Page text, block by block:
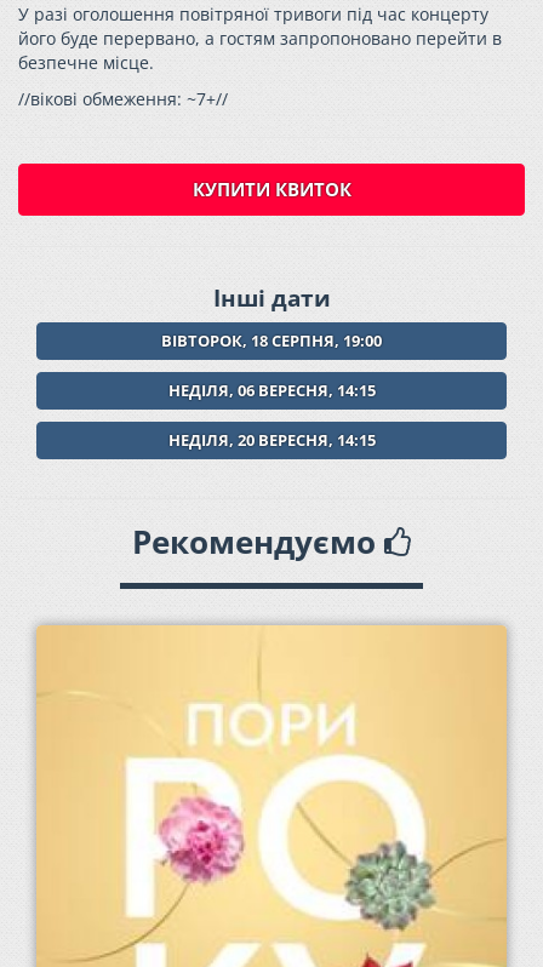
У разі оголошення повітряної тривоги під час концерту
його буде перервано, а гостям запропоновано перейти в
безпечне місце.
//вікові обмеження: ~7+//
КУПИТИ КВИТОК
Інші дати
ВІВТОРОК, 18 СЕРПНЯ, 19:00
НЕДІЛЯ, 06 ВЕРЕСНЯ, 14:15
НЕДІЛЯ, 20 ВЕРЕСНЯ, 14:15
Рекомендуємо